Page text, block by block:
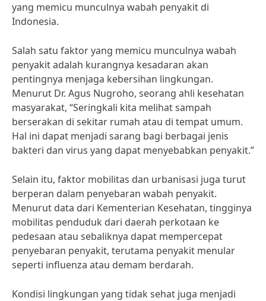
yang memicu munculnya wabah penyakit di
Indonesia.
Salah satu faktor yang memicu munculnya wabah
penyakit adalah kurangnya kesadaran akan
pentingnya menjaga kebersihan lingkungan.
Menurut Dr. Agus Nugroho, seorang ahli kesehatan
masyarakat, “Seringkali kita melihat sampah
berserakan di sekitar rumah atau di tempat umum.
Hal ini dapat menjadi sarang bagi berbagai jenis
bakteri dan virus yang dapat menyebabkan penyakit.”
Selain itu, faktor mobilitas dan urbanisasi juga turut
berperan dalam penyebaran wabah penyakit.
Menurut data dari Kementerian Kesehatan, tingginya
mobilitas penduduk dari daerah perkotaan ke
pedesaan atau sebaliknya dapat mempercepat
penyebaran penyakit, terutama penyakit menular
seperti influenza atau demam berdarah.
Kondisi lingkungan yang tidak sehat juga menjadi